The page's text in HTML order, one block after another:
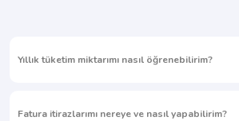
Yıllık tüketim miktarımı nasıl öğrenebilirim?
Fatura itirazlarımı nereye ve nasıl yapabilirim?